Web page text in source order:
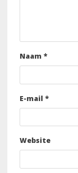
Naam *
E-mail *
Website